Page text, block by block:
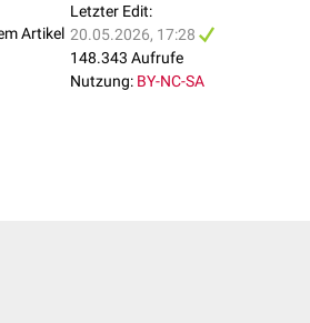
Artikel
Letzter Edit:
20.05.2026, 17:28
148.343 Aufrufe
Nutzung: BY-NC-SA